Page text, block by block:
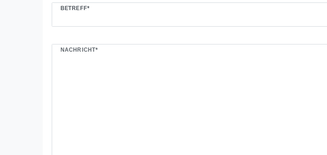
BETREFF*
NACHRICHT*